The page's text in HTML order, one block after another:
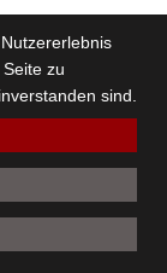
zu
sind.